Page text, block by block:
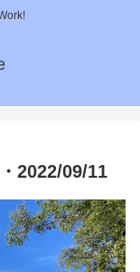
2022/09/11